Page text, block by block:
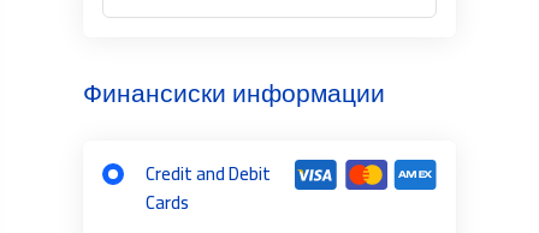
Финансиски информации
Credit and Debit
Cards